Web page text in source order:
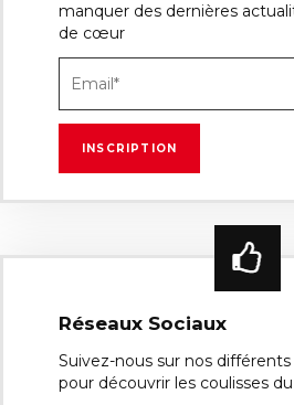
manquer des dernières
de cœur
Réseaux Sociaux
Suivez-nous sur nos différents
pour découvrir les coulisses